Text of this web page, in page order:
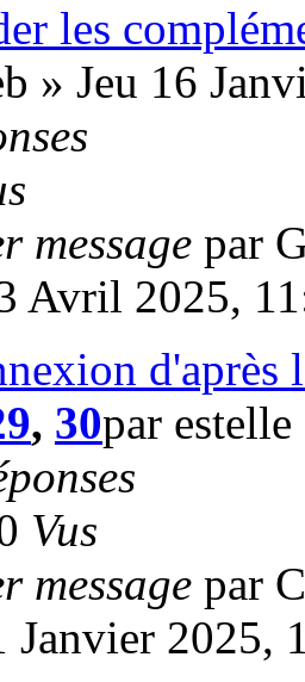
les
» Jeu 16
message par
Avril 2025,
d'après
, 30par
Vus
message par
Janvier 2025,